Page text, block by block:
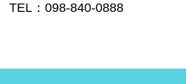
TEL：098-840-0888